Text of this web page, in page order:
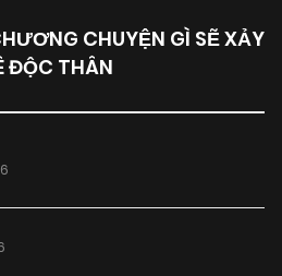
CHUYỆN GÌ SẼ XẢY
ĐỘC THÂN